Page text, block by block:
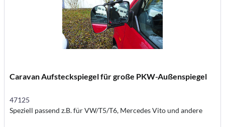
Caravan Aufsteckspiegel für große PKW-Außenspiegel
47125
Speziell passend z.B. für VW/T5/T6, Mercedes Vito und andere